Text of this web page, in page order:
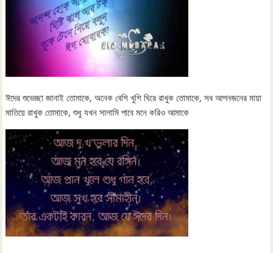
ঈদের শুভেচ্ছা জানাই তোমাকে, অনেক বেশি খুশি ঘিরে রাখুক তোমাকে, সব আপনজনের মায়া
মাতিয়ে রাখুক তোমাকে, শুধু যখন সালামি পাবে মনে করিও আমাকে